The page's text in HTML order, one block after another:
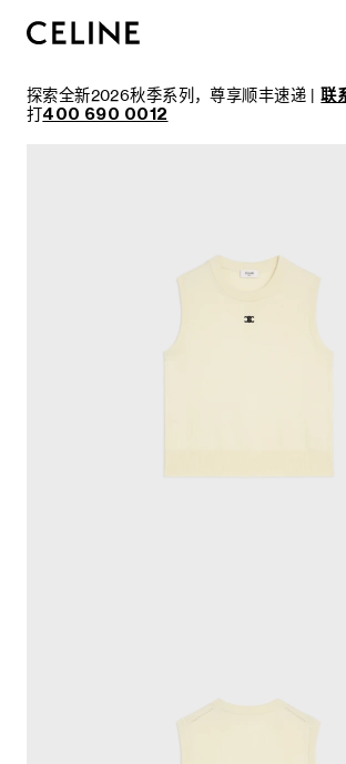
探索全新2026秋季系列，尊享顺丰速递 |联
打400 690 0012